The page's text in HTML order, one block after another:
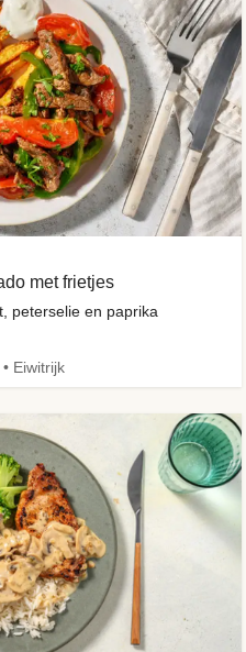
met frietjes
peterselie en paprika
Eiwitrijk